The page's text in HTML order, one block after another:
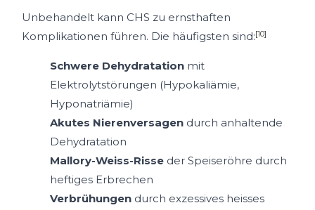
Unbehandelt kann CHS zu ernsthaften
Komplikationen führen. Die häufigsten sind:[10]
Schwere Dehydratation mit
Elektrolytstörungen (Hypokaliämie,
Hyponatriämie)
Akutes Nierenversagen durch anhaltende
Dehydratation
Mallory-Weiss-Risse der Speiseröhre durch
heftiges Erbrechen
Verbrühungen durch exzessives heisses